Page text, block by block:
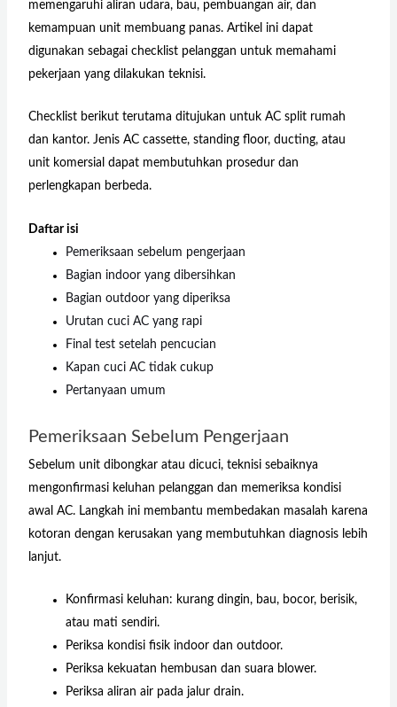
memengaruhi aliran udara, bau, pembuangan air, dan
kemampuan unit membuang panas. Artikel ini dapat
digunakan sebagai checklist pelanggan untuk memahami
pekerjaan yang dilakukan teknisi.
Checklist berikut terutama ditujukan untuk AC split rumah
dan kantor. Jenis AC cassette, standing floor, ducting, atau
unit komersial dapat membutuhkan prosedur dan
perlengkapan berbeda.
Daftar isi
Pemeriksaan sebelum pengerjaan
Bagian indoor yang dibersihkan
Bagian outdoor yang diperiksa
Urutan cuci AC yang rapi
Final test setelah pencucian
Kapan cuci AC tidak cukup
Pertanyaan umum
Pemeriksaan Sebelum Pengerjaan
Sebelum unit dibongkar atau dicuci, teknisi sebaiknya
mengonfirmasi keluhan pelanggan dan memeriksa kondisi
awal AC. Langkah ini membantu membedakan masalah karena
kotoran dengan kerusakan yang membutuhkan diagnosis lebih
lanjut.
Konfirmasi keluhan: kurang dingin, bau, bocor, berisik,
atau mati sendiri.
Periksa kondisi fisik indoor dan outdoor.
Periksa kekuatan hembusan dan suara blower.
Periksa aliran air pada jalur drain.